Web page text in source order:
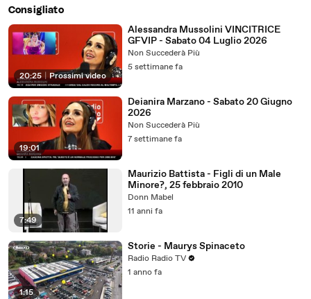
Consigliato
20:25 | Prossimi video
Alessandra Mussolini VINCITRICE
GFVIP - Sabato 04 Luglio 2026
Non Succederà Più
5 settimane fa
19:01
Deianira Marzano - Sabato 20 Giugno
2026
Non Succederà Più
7 settimane fa
7:49
Maurizio Battista - Figli di un Male
Minore?, 25 febbraio 2010
Donn Mabel
11 anni fa
1:15
Storie - Maurys Spinaceto
Radio Radio TV
1 anno fa